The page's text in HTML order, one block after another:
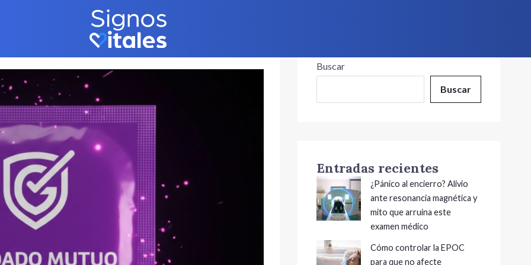
Buscar
Buscar
Entradas recientes
¿Pánico al encierro? Alivio
ante resonancia magnética y
mito que arruina este
examen médico
Cómo controlar la EPOC
para que no afecte